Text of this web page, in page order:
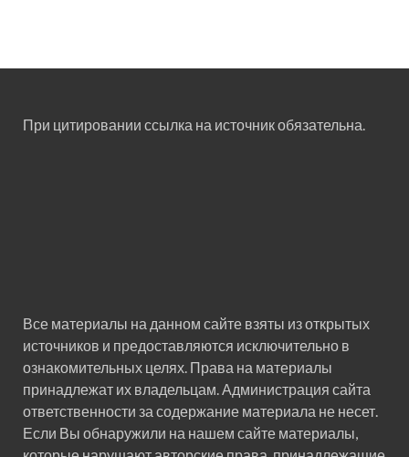
При цитировании ссылка на источник обязательна.
Все материалы на данном сайте взяты из открытых
источников и предоставляются исключительно в
ознакомительных целях. Права на материалы
принадлежат их владельцам. Администрация сайта
ответственности за содержание материала не несет.
Если Вы обнаружили на нашем сайте материалы,